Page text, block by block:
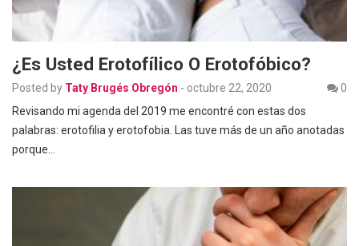
¿Es Usted Erotofílico O Erotofóbico?
Posted by Taty Brugés Obregón - octubre 22, 2020
0
Revisando mi agenda del 2019 me encontré con estas dos
palabras: erotofilia y erotofobia. Las tuve más de un año anotadas
porque…